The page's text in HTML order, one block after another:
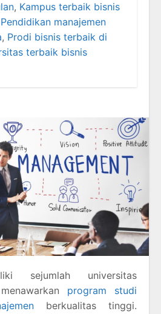
, Kampus terbaik bisnis
Pendidikan manajemen
, Prodi bisnis terbaik di
terbaik bisnis
sejumlah universitas
program studi
berkualitas tinggi.